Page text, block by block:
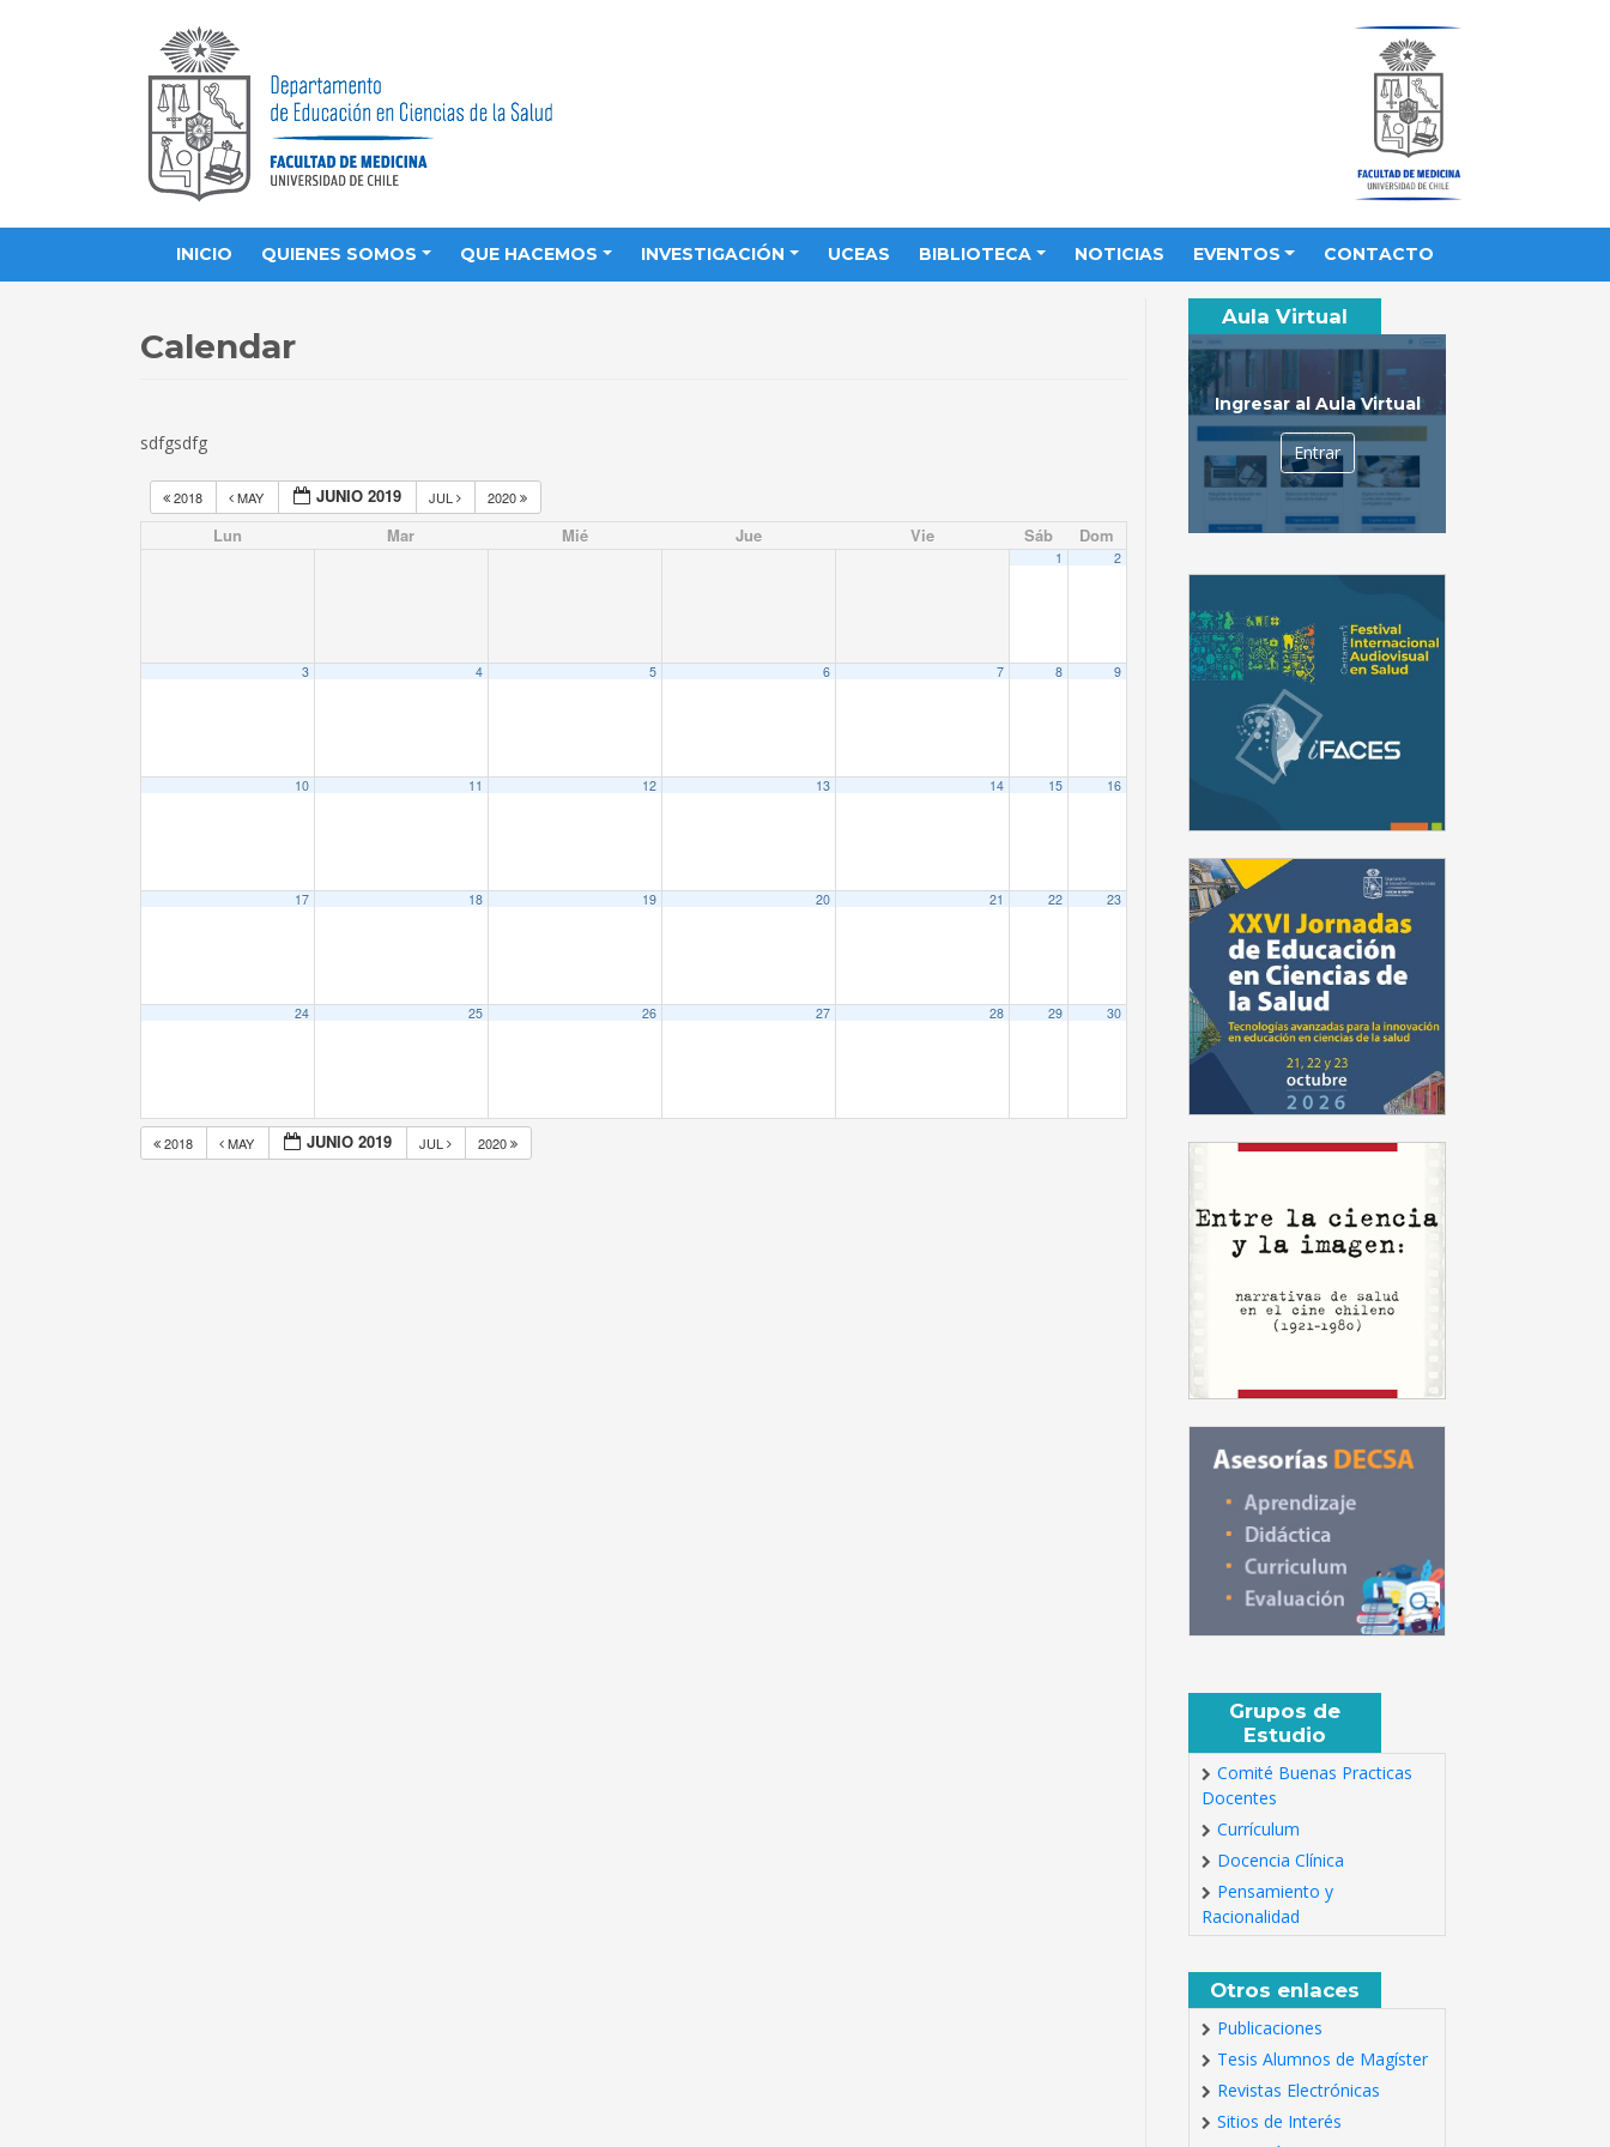
INICIO QUIENES SOMOS QUE HACEMOS INVESTIGACIÓN UCEAS BIBLIOTECA NOTICIAS EVENTOS CONTACTO
Calendar
sdfgsdfg
2018 MAY JUNIO 2019 JUL 2020
Lun Mar Mié Jue Vie Sáb Dom
1 2
3 4 5 6 7 8 9
10 11 12 13 14 15 16
17 18 19 20 21 22 23
24 25 26 27 28 29 30
2018 MAY JUNIO 2019 JUL 2020
Aula Virtual
Ingresar al Aula Virtual
Entrar
Grupos de
Estudio
Comité Buenas Practicas
Docentes
Currículum
Docencia Clínica
Pensamiento y
Racionalidad
Otros enlaces
Publicaciones
Tesis Alumnos de Magíster
Revistas Electrónicas
Sitios de Interés